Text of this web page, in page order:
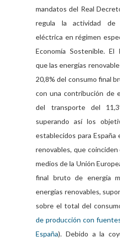
mandatos del Real
regula la actividad de
eléctrica en régimen
Economía Sostenible. El
que las energías
20,8% del consumo final
con una contribución de
del transporte del
superando así los
establecidos para España
renovables, que
medios de la Unión
final bruto de energía
energías renovables,
sobre el total del
de producción con
España). Debido a la